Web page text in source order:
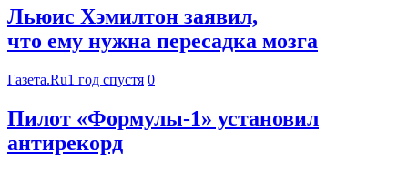
Льюис Хэмилтон заявил,
что ему нужна пересадка мозга
Газета.Ru1 год спустя 0
Пилот «Формулы-1» установил
антирекорд